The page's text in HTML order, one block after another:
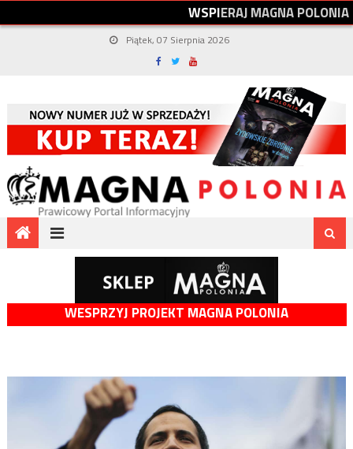
WSPIERAJMAGNAPOLONIA
Piątek, 07 Sierpnia 2026
WESPRZYJ PROJEKT MAGNA POLONIA